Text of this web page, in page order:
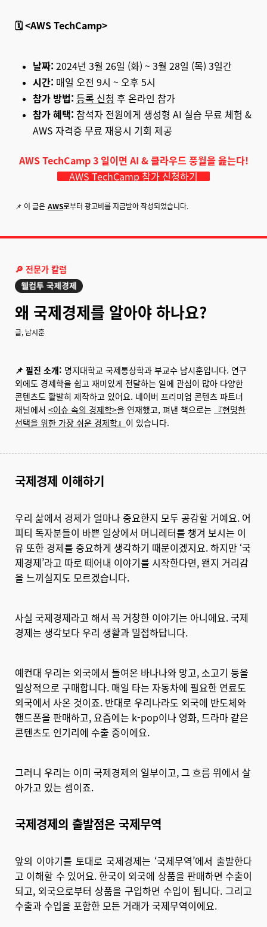
🗓️ <AWS TechCamp>
날짜: 2024년 3월 26일 (화) ~ 3월 28일 (목) 3일간
시간: 매일 오전 9시 ~ 오후 5시
참가 방법: 등록 신청 후 온라인 참가
참가 혜택: 참석자 전원에게 생성형 AI 실습 무료 체험 &
AWS 자격증 무료 재응시 기회 제공
AWS TechCamp 3 일이면 AI & 클라우드 풍월을 읊는다!
AWS TechCamp 참가 신청하기
📌 이 글은 AWS로부터 광고비를 지급받아 작성되었습니다.
🔎 전문가 칼럼
왜 국제경제를 알아야 하나요?
글, 남시훈
📌 필진 소개: 명지대학교 국제통상학과 부교수 남시훈입니다. 연구
외에도 경제학을 쉽고 재미있게 전달하는 일에 관심이 많아 다양한
콘텐츠도 활발히 제작하고 있어요. 네이버 프리미엄 콘텐츠 파트너
채널에서 <이슈 속의 경제학>을 연재했고, 펴낸 책으로는 『현명한
선택을 위한 가장 쉬운 경제학』 이 있습니다.
국제경제 이해하기
우리 삶에서 경제가 얼마나 중요한지 모두 공감할 거예요. 어
피티 독자분들이 바쁜 일상에서 머니레터를 챙겨 보시는 이
유 또한 경제를 중요하게 생각하기 때문이겠지요. 하지만 ‘국
제경제’라고 따로 떼어내 이야기를 시작한다면, 왠지 거리감
을 느끼실지도 모르겠습니다.
사실 국제경제라고 해서 꼭 거창한 이야기는 아니에요. 국제
경제는 생각보다 우리 생활과 밀접하답니다.
예컨대 우리는 외국에서 들여온 바나나와 망고, 소고기 등을
일상적으로 구매합니다. 매일 타는 자동차에 필요한 연료도
외국에서 사온 것이죠. 반대로 우리나라도 외국에 반도체와
핸드폰을 판매하고, 요즘에는 k-pop이나 영화, 드라마 같은
콘텐츠도 인기리에 수출 중이에요.
그러니 우리는 이미 국제경제의 일부이고, 그 흐름 위에서 살
아가고 있는 셈이죠.
국제경제의 출발점은 국제무역
앞의 이야기를 토대로 국제경제는 ‘국제무역’에서 출발한다
고 이해할 수 있어요. 한국이 외국에 상품을 판매하면 수출이
되고, 외국으로부터 상품을 구입하면 수입이 됩니다. 그리고
수출과 수입을 포함한 모든 거래가 국제무역이에요.